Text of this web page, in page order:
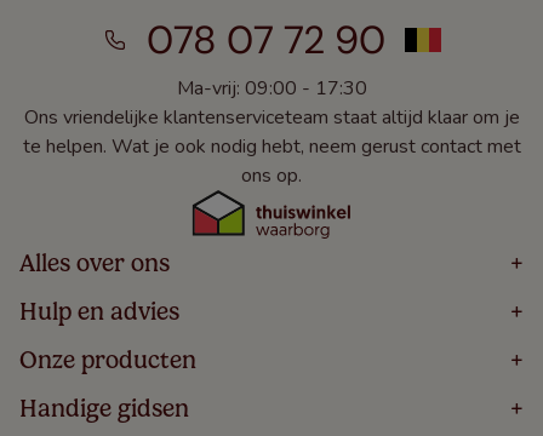
078 07 72 90
Ma-vrij: 09:00 - 17:30
Ons vriendelijke klantenserviceteam staat altijd klaar om je
te helpen. Wat je ook nodig hebt, neem gerust contact met
ons op.
Alles over ons +
Home
Over
Bestellen
Winacties
Hulp en advies +
Volg Je Bestelling
Levering
5 Jaar Garantie
Onze producten +
Houten Jaloezieën
Rolgordijnen
Handige gidsen +